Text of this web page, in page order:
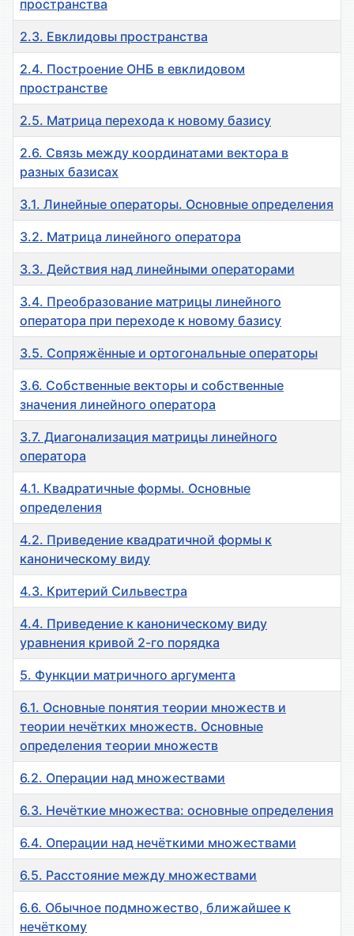
пространства
2.3. Евклидовы пространства
2.4. Построение ОНБ в евклидовом
пространстве
2.5. Матрица перехода к новому базису
2.6. Связь между координатами вектора в
разных базисах
3.1. Линейные операторы. Основные определения
3.2. Матрица линейного оператора
3.3. Действия над линейными операторами
3.4. Преобразование матрицы линейного
оператора при переходе к новому базису
3.5. Сопряжённые и ортогональные операторы
3.6. Собственные векторы и собственные
значения линейного оператора
3.7. Диагонализация матрицы линейного
оператора
4.1. Квадратичные формы. Основные
определения
4.2. Приведение квадратичной формы к
каноническому виду
4.3. Критерий Сильвестра
4.4. Приведение к каноническому виду
уравнения кривой 2-го порядка
5. Функции матричного аргумента
6.1. Основные понятия теории множеств и
теории нечётких множеств. Основные
определения теории множеств
6.2. Операции над множествами
6.3. Нечёткие множества: основные определения
6.4. Операции над нечёткими множествами
6.5. Расстояние между множествами
6.6. Обычное подмножество, ближайшее к
нечёткому